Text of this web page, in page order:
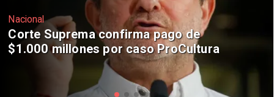
Nacional
Codelco suspende construcción de
Andes Norte en El Teniente por
riesgos sísmicos